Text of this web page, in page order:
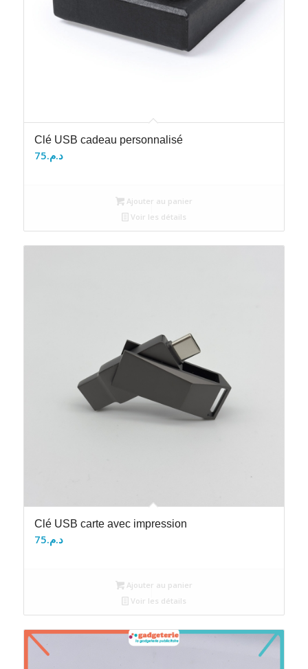
Clé USB cadeau personnalisé
د.م.75
Ajouter au panier
Voir les détails
Clé USB carte avec impression
د.م.75
Ajouter au panier
Voir les détails